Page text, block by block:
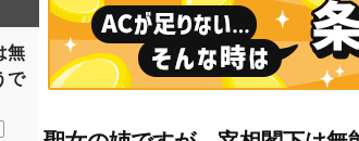
無
で